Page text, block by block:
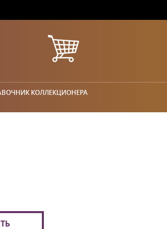
КОЛЛЕКЦИОНЕРА